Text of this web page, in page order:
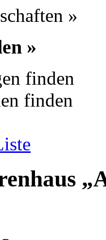
»
»
finden
finden